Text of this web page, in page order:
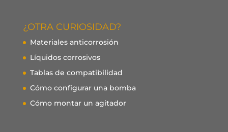
¿OTRA CURIOSIDAD?
Materiales anticorrosión
Líquidos corrosivos
Tablas de compatibilidad
Cómo configurar una bomba
Cómo montar un agitador